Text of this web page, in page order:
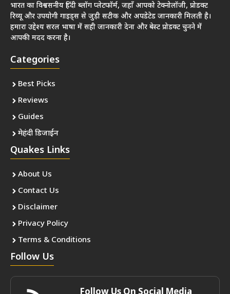
भारत का विश्वसनीय हिंदी ब्लॉग प्लेटफॉर्म, जहाँ आपको टेक्नोलॉजी, प्रोडक्ट
रिव्यू और उपयोगी गाइड्स से जुड़ी सटीक और अपडेटेड जानकारी मिलती है।
हमारा उद्देश्य सरल भाषा में सही जानकारी देना और बेस्ट प्रोडक्ट चुनने में
आपकी मदद करना है।
Categories
Best Picks
Reviews
Guides
मेहंदी डिजाईन
Quakes Links
About Us
Contact Us
Disclaimer
Privacy Policy
Terms & Conditions
Follow Us